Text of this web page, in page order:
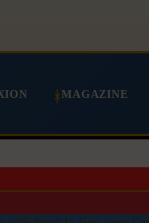
MAGAZINE